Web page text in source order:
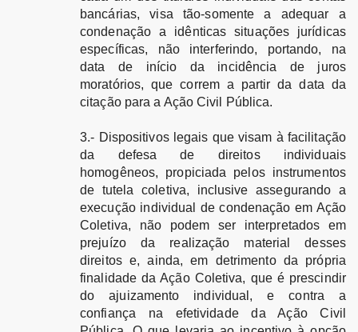
bancárias, visa tão-somente a adequar a
condenação a idênticas situações jurídicas
específicas, não interferindo, portando, na
data de início da incidência de juros
moratórios, que correm a partir da data da
citação para a Ação Civil Pública.
3.- Dispositivos legais que visam à facilitação
da defesa de direitos individuais
homogêneos, propiciada pelos instrumentos
de tutela coletiva, inclusive assegurando a
execução individual de condenação em Ação
Coletiva, não podem ser interpretados em
prejuízo da realização material desses
direitos e, ainda, em detrimento da própria
finalidade da Ação Coletiva, que é prescindir
do ajuizamento individual, e contra a
confiança na efetividade da Ação Civil